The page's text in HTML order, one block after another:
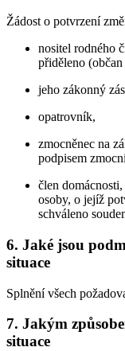
Žádost o potvrzení
nositel rodného
přiděleno
jeho zákonný
opatrovník,
zmocněnec na
podpisem
člen
osoby, o jejíž
schváleno
6. Jaké jsou
situace
Splnění všech
7. Jakým
situace